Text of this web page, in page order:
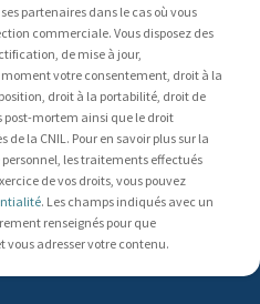
partenaires dans le cas où vous
commerciale. Vous disposez des
de mise à jour,
votre consentement, droit à la
droit à la portabilité, droit de
post-mortem ainsi que le droit
la CNIL. Pour en savoir plus sur la
les traitements effectués
de vos droits, vous pouvez
. Les champs indiqués avec un
renseignés pour que
vous adresser votre contenu.